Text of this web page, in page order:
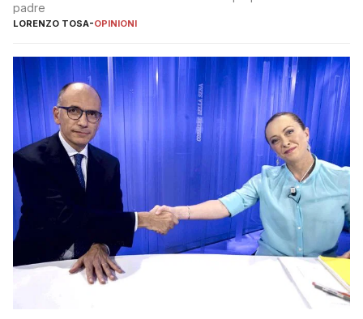
padre
LORENZO TOSA-OPINIONI